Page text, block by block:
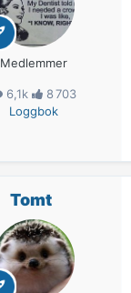
Medlemmer
6,1k
8 703
Loggbok
Tomt